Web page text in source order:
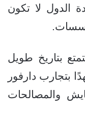
الدول لا تكون
بتاريخ طويل
بتجارب دارفور
والمصالحات